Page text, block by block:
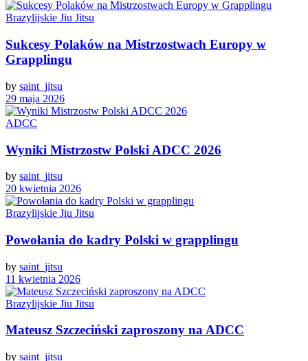
Brazylijskie Jiu Jitsu
Sukcesy Polaków na Mistrzostwach Europy w
Grapplingu
by saint_jitsu
29 maja 2026
ADCC
Wyniki Mistrzostw Polski ADCC 2026
by saint_jitsu
20 kwietnia 2026
Brazylijskie Jiu Jitsu
Powołania do kadry Polski w grapplingu
by saint_jitsu
11 kwietnia 2026
Brazylijskie Jiu Jitsu
Mateusz Szczeciński zaproszony na ADCC
by saint_jitsu